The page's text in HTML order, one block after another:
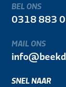
SNEL NAAR
BEL ONS
0318 883
MAIL ONS